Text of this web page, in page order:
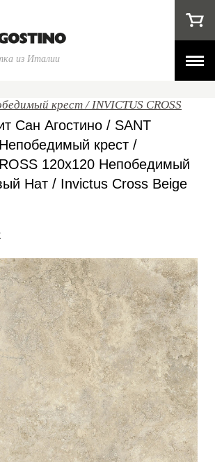
из Италии
крест / INVICTUS CROSS
Сан Агостино / SANT
крест /
120x120 Непобедимый
Нат / Invictus Cross Beige